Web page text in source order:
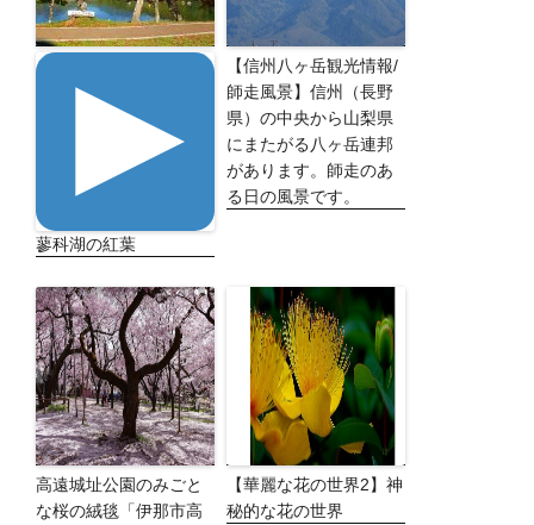
蓼科湖の紅葉
【信州八ヶ岳観光情報/
師走風景】信州（長野
県）の中央から山梨県
にまたがる八ヶ岳連邦
があります。師走のあ
る日の風景です。
高遠城址公園のみごと
な桜の絨毯「伊那市高
【華麗な花の世界2】神
秘的な花の世界